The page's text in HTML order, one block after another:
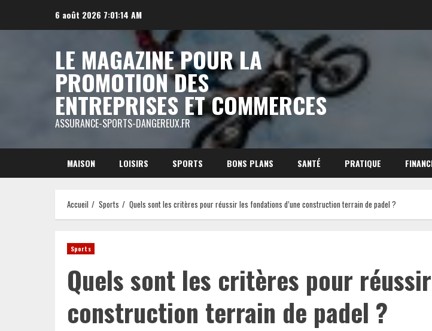
6 août 2026 7:01:16 AM
LE MAGAZINE POUR LA
PROMOTION DES
ENTREPRISES ET COMMERCES
ASSURANCE-SPORTS-DANGEREUX.FR
MAISON LOISIRS SPORTS BONS PLANS SANTÉ PRATIQUE
Accueil Sports Quels sont les critères pour réussir les fondations d’une construction terrain de padel ?
Sports
Quels sont les critères pour
construction terrain de padel ?